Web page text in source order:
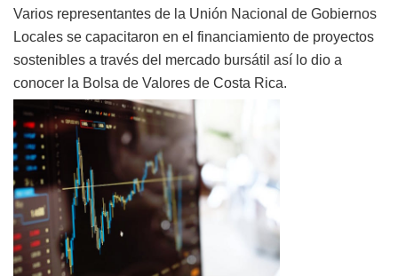
Varios representantes de la Unión Nacional de Gobiernos
Locales se capacitaron en el financiamiento de proyectos
sostenibles a través del mercado bursátil así lo dio a
conocer la Bolsa de Valores de Costa Rica.